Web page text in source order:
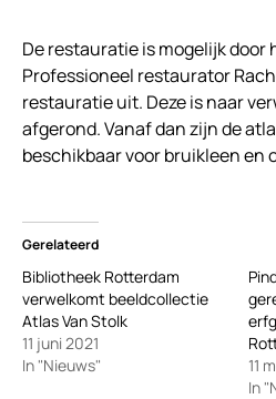
De restauratie is mogelijk door
Professioneel restaurator
restauratie uit. Deze is naar
afgerond. Vanaf dan zijn de
beschikbaar voor bruikleen en
Gerelateerd
Bibliotheek Rotterdam
verwelkomt beeldcollectie
Atlas Van Stolk
11 juni 2021
In "Nieuws"
11
In